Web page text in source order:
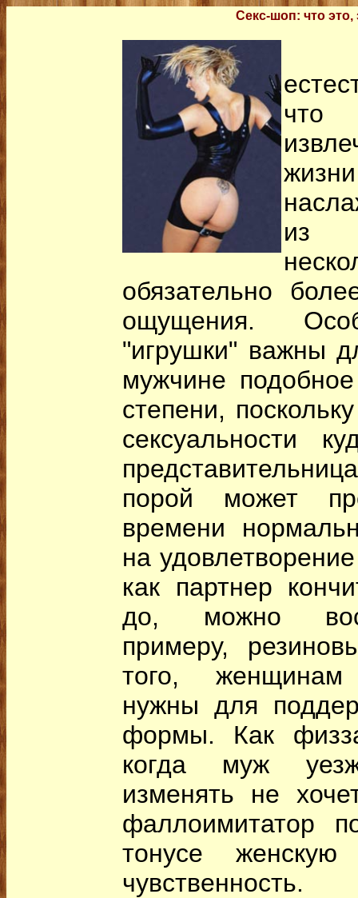
Секс-шоп: что это,
что
из
обязательно
ощущения.
"игрушки" важны
мужчине
степени,
сексуальности
порой может
времени
на
как партнер
до, можно
примеру,
того, женщинам
нужны для
формы. Как
когда муж
изменять не
фаллоимитатор
тонусе женскую
чувственность.